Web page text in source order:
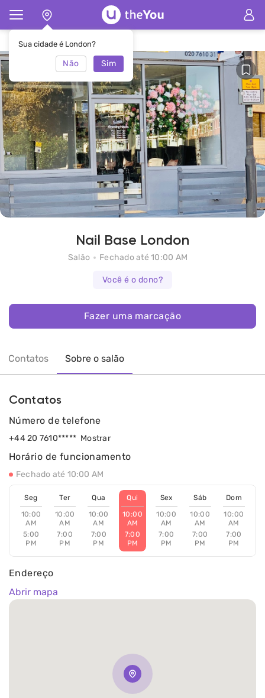
Sua cidade é London?
Não Sim
Principal Salão Nail Base London
Nail Base London
Salão Fechado até 10:00 AM
Você é o dono?
Fazer uma marcação
Contatos Sobre o salão
Contatos
Endereço
Abrir mapa
Horário de funcionamento
Fechado até 10:00 AM
Seg
10:00
AM
5:00
PM
Ter
10:00
AM
7:00
PM
Qua
10:00
AM
7:00
PM
Qui
10:00
AM
7:00
PM
Sex
10:00
AM
7:00
PM
Sáb
10:00
AM
7:00
PM
Dom
10:00
AM
7:00
PM
Número de telefone
+44 20 7610***** Mostrar